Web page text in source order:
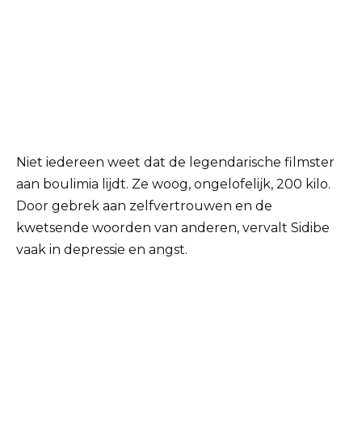
Niet iedereen weet dat de legendarische filmster
aan boulimia lijdt. Ze woog, ongelofelijk, 200 kilo.
Door gebrek aan zelfvertrouwen en de
kwetsende woorden van anderen, vervalt Sidibe
vaak in depressie en angst.